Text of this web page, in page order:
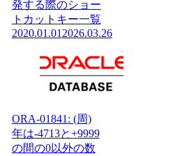
発する際のショー
トカットキー一覧
2020.01.01 2026.03.26
ORA-01841: (周)
年は-4713と+9999
の間の0以外の数